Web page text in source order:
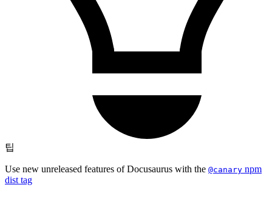
팁
Use new unreleased features of Docusaurus with the @canary npm
dist tag